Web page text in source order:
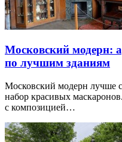
Московский модерн:
по лучшим зданиям
Московский модерн лучше
набор красивых
с композицией…